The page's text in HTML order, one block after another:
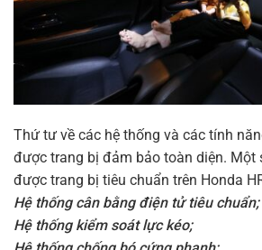
Túi khí an toàn;
Camera lùi;
Từ sự tìm hiểu khám phá Honda HRV
hảo. Từ cho cấu trúc thiết kế đến các
tân tiến được trang bị trên xe. Quả
vô cùng đáng đồng tiền bát gạo để sở
Đọc thêm các tính năng nổi bật khác